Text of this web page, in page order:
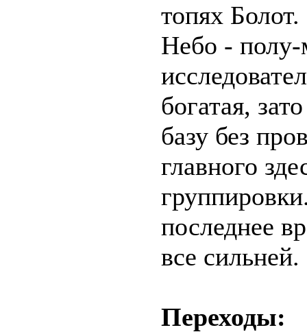
топях
Небо - полу-
богатая,
базу без
главного
последнее
все сильней.
Переходы: